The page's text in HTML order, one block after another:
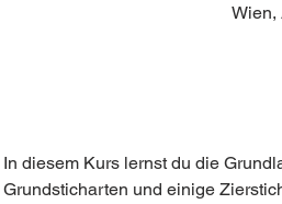
Wien,
In diesem Kurs lernst du die
Grundsticharten und einige